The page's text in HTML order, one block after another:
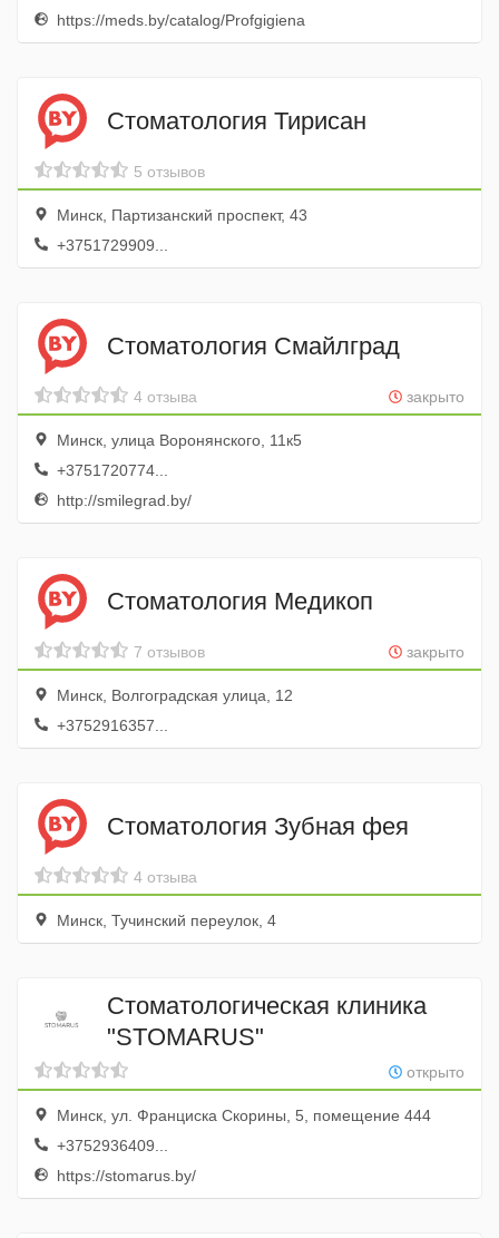
https://meds.by/catalog/Profgigiena
Стоматология Тирисан
5 отзывов
Минск, Партизанский проспект, 43
+3751729909...
Стоматология Смайлград
закрыто
4 отзыва
Минск, улица Воронянского, 11к5
+3751720774...
http://smilegrad.by/
Стоматология Медикоп
закрыто
7 отзывов
Минск, Волгоградская улица, 12
+3752916357...
Стоматология Зубная фея
4 отзыва
Минск, Тучинский переулок, 4
Стоматологическая клиника
"STOMARUS"
открыто
Минск, ул. Франциска Скорины, 5, помещение 444
+3752936409...
https://stomarus.by/